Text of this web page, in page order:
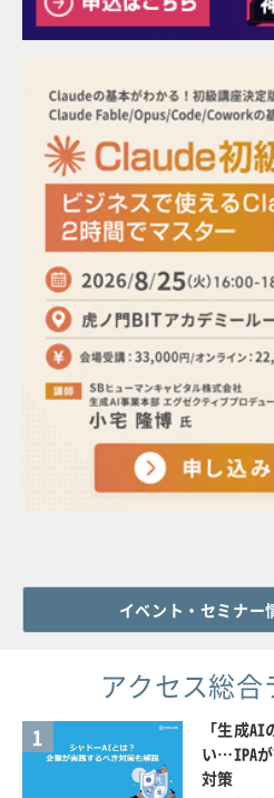
イベント・セミナ
アクセス総
1
「生成
い…IPA
対策